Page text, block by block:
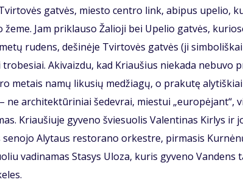
gat­vės, mies­to cen­tro link, abi­pus upe­lio,
Jam priklauso Ža­lio­ji bei Upe­lio gat­vė­s,
ru­dens, de­ši­nė­je Tvir­to­vės gat­vės (ji
Aki­vaiz­du, kad Kriau­šius nie­ka­da ne­bu­vo
me­tais na­mų li­ku­sių me­džia­gų, o pra­ku­tę
ne ar­chi­tek­tū­ri­niai še­dev­rai, mies­tui „eu­ro­pė­jant“,
Kriau­šiuje gyveno švie­suo­lis Va­len­ti­nas Kir­lys ir
Aly­taus res­to­ra­no or­kest­re, pir­ma­sis
vadinamas Sta­sys Ulo­za, ku­ris gy­ve­no Van­dens